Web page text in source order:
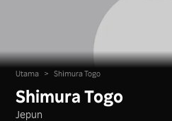
Utama > Shimura Togo
Shimura Togo
Jepun